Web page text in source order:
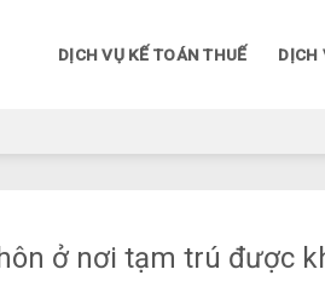
DỊCH VỤ KẾ TOÁN THUẾ DỊCH
ở nơi tạm trú được